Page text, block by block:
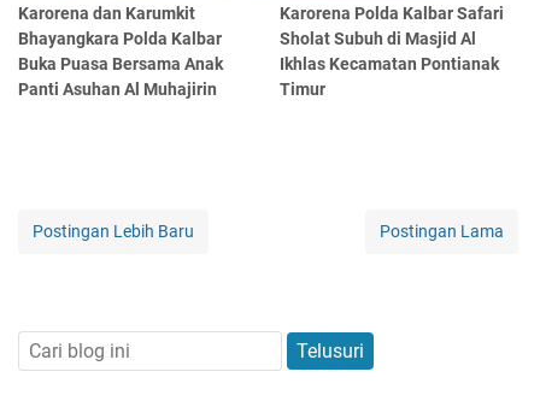
Karorena dan Karumkit
Bhayangkara Polda Kalbar
Buka Puasa Bersama Anak
Panti Asuhan Al Muhajirin
Karorena Polda Kalbar Safari
Sholat Subuh di Masjid Al
Ikhlas Kecamatan Pontianak
Timur
Postingan Lebih Baru Postingan Lama